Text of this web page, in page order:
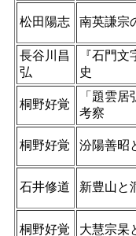
松田陽志 南英謙宗
長谷川昌
弘
『石門
史
桐野好覚
「題雲
考察
桐野好覚 汾陽善昭
石井修道 新豊山と
桐野好覚 大慧宗杲